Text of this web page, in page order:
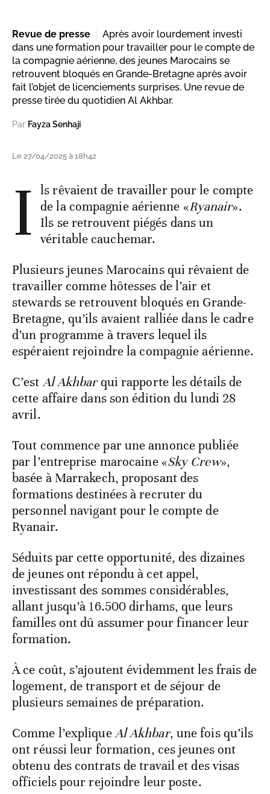
Revue de presse
Après avoir lourdement investi
dans une formation pour travailler pour le compte de
la compagnie aérienne, des jeunes Marocains se
retrouvent bloqués en Grande-Bretagne après avoir
fait l’objet de licenciements surprises. Une revue de
presse tirée du quotidien Al Akhbar.
Par Fayza Senhaji
Le 27/04/2025 à 18h42
I ls rêvaient de travailler pour le compte
de la compagnie aérienne «Ryanair».
Ils se retrouvent piégés dans un
véritable cauchemar.
Plusieurs jeunes Marocains qui rêvaient de
travailler comme hôtesses de l’air et
stewards se retrouvent bloqués en Grande-
Bretagne, qu’ils avaient ralliée dans le cadre
d’un programme à travers lequel ils
espéraient rejoindre la compagnie aérienne.
C’estAl Akhbarqui rapporte les détails de
cette affaire dans son édition du lundi 28
avril.
Tout commence par une annonce publiée
par l’entreprise marocaine «Sky Crew»,
basée à Marrakech, proposant des
formations destinées à recruter du
personnel navigant pour le compte de
Ryanair.
Séduits par cette opportunité, des dizaines
de jeunes ont répondu à cet appel,
investissant des sommes considérables,
allant jusqu’à 16.500 dirhams, que leurs
familles ont dû assumer pour financer leur
formation.
À ce coût, s’ajoutent évidemment les frais de
logement, de transport et de séjour de
plusieurs semaines de préparation.
Comme l’expliqueAl Akhbar, une fois qu’ils
ont réussi leur formation, ces jeunes ont
obtenu des contrats de travail et des visas
officiels pour rejoindre leur poste.